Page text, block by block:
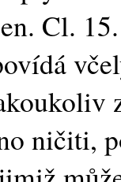
Cl.
ničiti,